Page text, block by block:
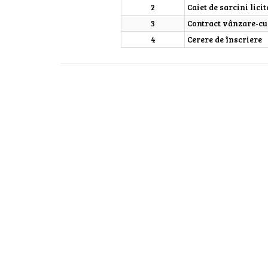
2
Caiet de sarcini
3
Contract vânzare-
4
Cerere de înscriere